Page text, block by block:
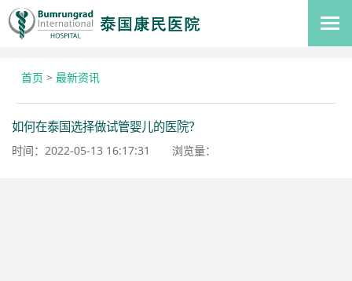
首页 > 最新资讯
如何在泰国选择做试管婴儿的医院？
时间：2022-05-13 16:17:31 浏览量：